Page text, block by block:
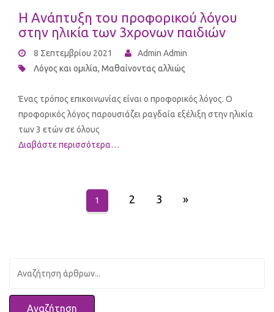
Η Ανάπτυξη του προφορικού λόγου
στην ηλικία των 3χρονων παιδιών
8 Σεπτεμβρίου 2021
Admin Admin
Λόγος και ομιλία, Μαθαίνοντας αλλιώς
Ένας τρόπος επικοινωνίας είναι ο προφορικός λόγος. Ο
προφορικός λόγος παρουσιάζει ραγδαία εξέλιξη στην ηλικία
των 3 ετών σε όλους
Διαβάστε περισσότερα…
1 2 3 »